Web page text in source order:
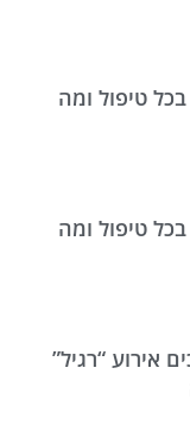
טיפול ומה
טיפול ומה
אירוע “רגיל”